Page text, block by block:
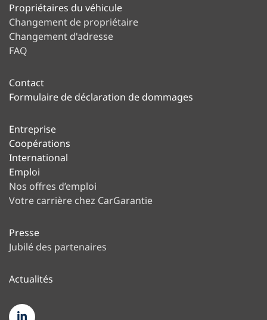
Propriétaires du véhicule
Changement de propriétaire
Changement d'adresse
FAQ
Contact
Formulaire de déclaration de dommages
Entreprise
Coopérations
International
Emploi
Nos offres d’emploi
Votre carrière chez CarGarantie
Presse
Jubilé des partenaires
Actualités